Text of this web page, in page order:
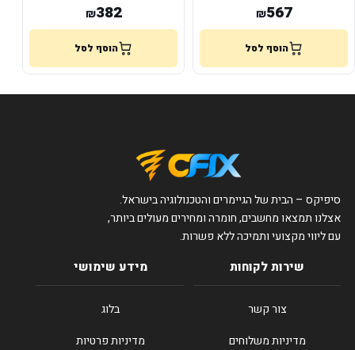
₪567
הוסף לסל
₪382
הוסף לסל
סיפיקס – הבית של הגיימרים והטכנולוגיה בישראל.
אצלנו תמצאו מחשבים, חומרה ומחירים מעולים ביותר,
עם ליווי מקצועי ותמיכה ללא פשרות.
שירות לקוחות
צור קשר
מדיניות משלוחים
מידע שימושי
בלוג
מדיניות פרטיות